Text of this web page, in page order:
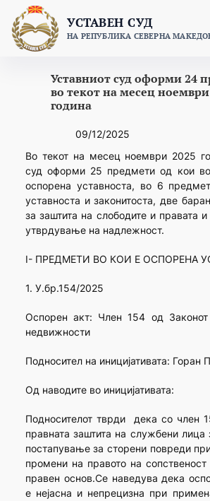
content
УСТАВЕН СУД
НА РЕПУБЛИКА СЕВЕРНА
Уставниот суд оформи 24
во текот на месец ноември
година
09/12/2025
Во текот на месец ноември 2025
суд оформи 25 предмети од кои
оспорена уставноста, во 6
уставноста и законитоста, две
за заштита на слободите и правата
утврдување на надлежност.
I- ПРЕДМЕТИ ВО КОИ Е ОСПОРЕНА
1. У.бр.154/2025
Оспорен акт: Член 154 од Законот
недвижности
Подносител на иницијативата: Горан
Од наводите во иницијативата:
Подносителот тврди дека со член
правната заштита на службени лица
постапување за сторени повреди
промени на правото на
правен основ.Се наведува дека
е нејасна и непрецизна при